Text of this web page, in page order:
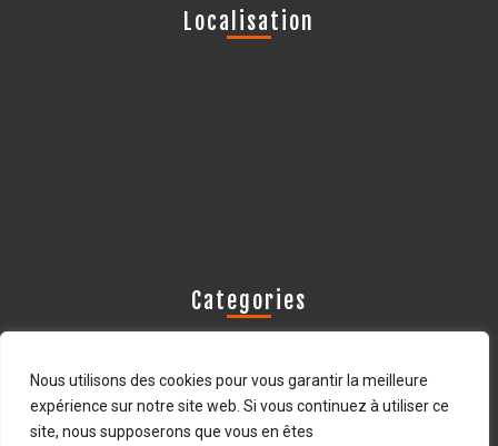
Nous utilisons des cookies pour vous garantir la meilleure
expérience sur notre site web. Si vous continuez à utiliser ce
site, nous supposerons que vous en êtes
Localisation
Categories
Les oiseaux déprédateurs